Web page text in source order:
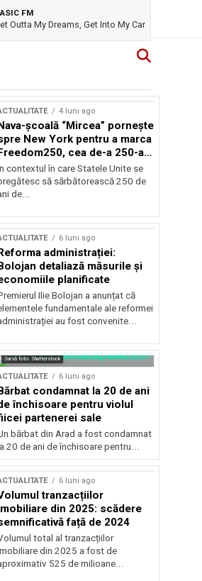
FM
Outta My Dreams, Get Into My Car
4 luni ago
școală “Mircea” pornește
New York pentru a marca
cea de-a 250-a
a Statelor Unite
contextul în care Statele Unite se
să sărbătorească 250 de
de...
6 luni ago
administrației:
detaliază măsurile și
planificate
Ilie Bolojan a anunțat că
fundamentale ale reformei
au fost convenite...
Sursă foto: Shutterstock
6 luni ago
condamnat la 20 de ani
închisoare pentru violul
partenerei sale
bărbat din Arad a fost condamnat
la 20 de ani de închisoare pentru...
6 luni ago
tranzacțiilor
din 2025: scădere
față de 2024
total al tranzacțiilor
din 2025 a fost de
525 de milioane...